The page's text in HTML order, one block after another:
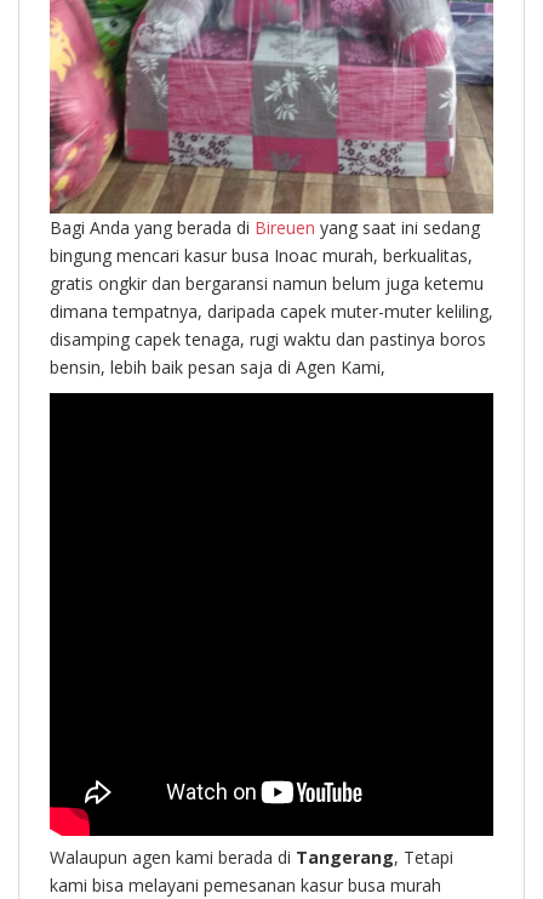
Bagi Anda yang berada di Bireuen yang saat ini sedang
bingung mencari kasur busa Inoac murah, berkualitas,
gratis ongkir dan bergaransi namun belum juga ketemu
dimana tempatnya, daripada capek muter-muter keliling,
disamping capek tenaga, rugi waktu dan pastinya boros
bensin, lebih baik pesan saja di Agen Kami,
Walaupun agen kami berada di Tangerang, Tetapi
kami bisa melayani pemesanan kasur busa murah